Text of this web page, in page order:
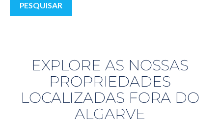
PESQUISAR
EXPLORE AS NOSSAS
PROPRIEDADES
LOCALIZADAS FORA DO
ALGARVE